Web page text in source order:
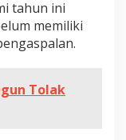
tahun ini
memiliki
Tolak